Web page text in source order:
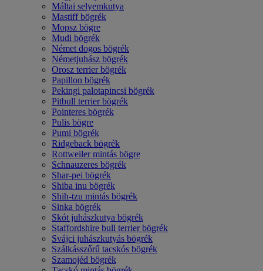
Máltai selyemkutya
Mastiff bögrék
Mopsz bögre
Mudi bögrék
Német dogos bögrék
Németjuhász bögrék
Orosz terrier bögrék
Papillon bögrék
Pekingi palotapincsi bögrék
Pitbull terrier bögrék
Pointeres bögrék
Pulis bögre
Pumi bögrék
Ridgeback bögrék
Rottweiler mintás bögre
Schnauzeres bögrék
Shar-pei bögrék
Shiba inu bögrék
Shih-tzu mintás bögrék
Sinka bögrék
Skót juhászkutya bögrék
Staffordshire bull terrier bögrék
Svájci juhászkutyás bögrék
Szálkásszőrű tacskós bögrék
Szamojéd bögrék